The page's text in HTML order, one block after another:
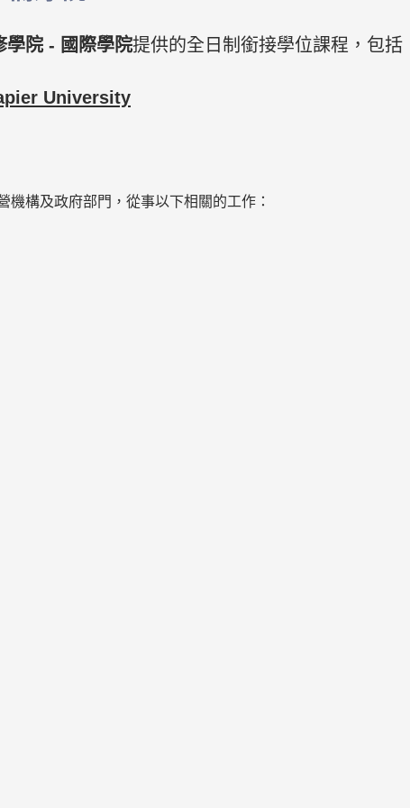
學院 - 國際學院提供的全日制銜接學位課程，包括
University
構及政府部門，從事以下相關的工作：​